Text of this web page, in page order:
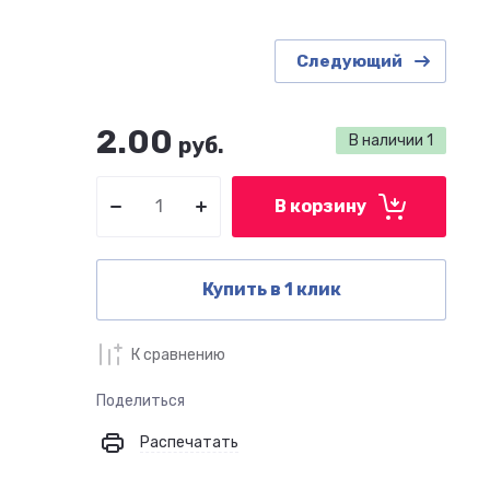
Следующий
В наличии 1
2.00 руб.
В корзину
Купить в 1 клик
К сравнению
Поделиться
Распечатать